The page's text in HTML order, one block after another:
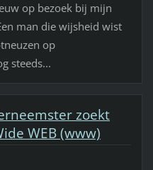
op bezoek bij mijn
man die wijsheid wist
op
steeds...
zoekt
WEB (www)